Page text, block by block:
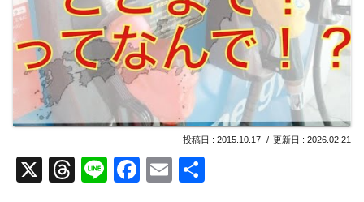
2015.10.17 2026.02.21
X
T
Li
F
E